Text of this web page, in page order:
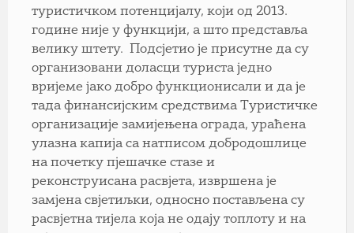
туристичком потенцијалу, који од 2013.
године није у функцији, а што представља
велику штету. Подсјетио је присутне да су
организовани доласци туриста једно
вријеме јако добро функционисали и да је
тада финансијским средствима Туристичке
организације замијењена ограда, ураћена
улазна капија са натписом добродошлице
на почетку пјешачке стазе и
реконструисана расвјета, извршена је
замјена свјетиљки, односно постављена су
расвјетна тијела која не одају топлоту и на